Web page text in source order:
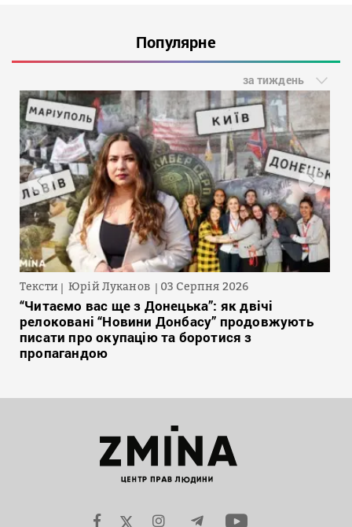
Популярне
за тиждень
Тексти Юрій Луканов 03 Серпня 2026
“Читаємо вас ще з Донецька”: як двічі
релоковані “Новини Донбасу” продовжують
писати про окупацію та боротися з
пропагандою